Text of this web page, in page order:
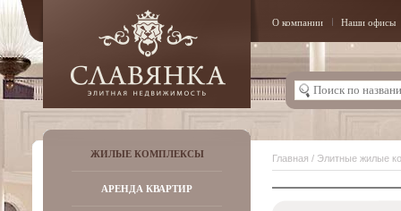
О компании Наши офисы
ЖИЛЫЕ КОМПЛЕКСЫ
АРЕНДА КВАРТИР
Главная / Элитные жилые